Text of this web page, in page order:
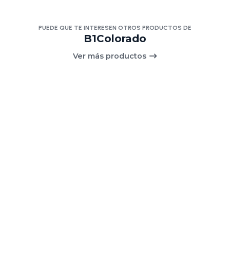
PUEDE QUE TE INTERESEN OTROS PRODUCTOS DE
B1Colorado
Ver más productos